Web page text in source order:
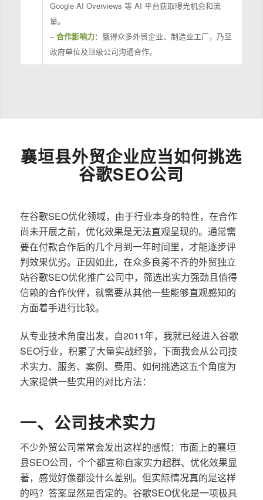
Google AI Overviews 等 AI 平台获取曝光机会和流
量。
–合作影响力：赢得众多外贸企业、制造业工厂，乃至
政府单位及顶级公司沟通合作。
襄垣县外贸企业应当如何挑选
谷歌SEO公司
在谷歌SEO优化领域，由于行业本身的特性，在合作
尚未开展之前，优化效果是无法直观呈现的。通常需
要在付款合作后的几个月到一年时间里，才能逐步评
判效果优劣。正因如此，在众多良莠不齐的外贸独立
站谷歌SEO优化推广公司中，筛选出实力强劲且值得
信赖的合作伙伴，就需要从其他一些能够直观感知的
方面着手进行比较。
从专业技术角度出发，自2011年，我就已经进入谷歌
SEO行业，积累了大量实战经验，下面我会从公司技
术实力、服务、案例、费用、如何挑选这五个角度为
大家提供一些实用的对比方法：
一、公司技术实力
不少外贸公司常常会发出这样的感慨：市面上的襄垣
县SEO公司，个个都宣称自家实力超群、优化效果显
著，感觉好像都没什么差别。但实际情况真的是这样
的吗？答案显然是否定的。谷歌SEO优化是一项极具